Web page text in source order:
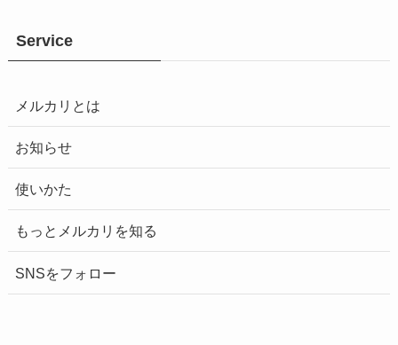
Service
メルカリとは
お知らせ
使いかた
もっとメルカリを知る
SNSをフォロー